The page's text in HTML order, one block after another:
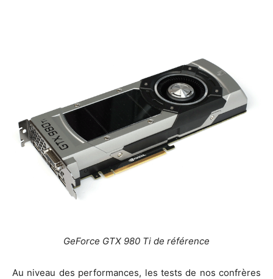
GeForce GTX 980 Ti de référence
Au niveau des performances, les tests de nos confrères